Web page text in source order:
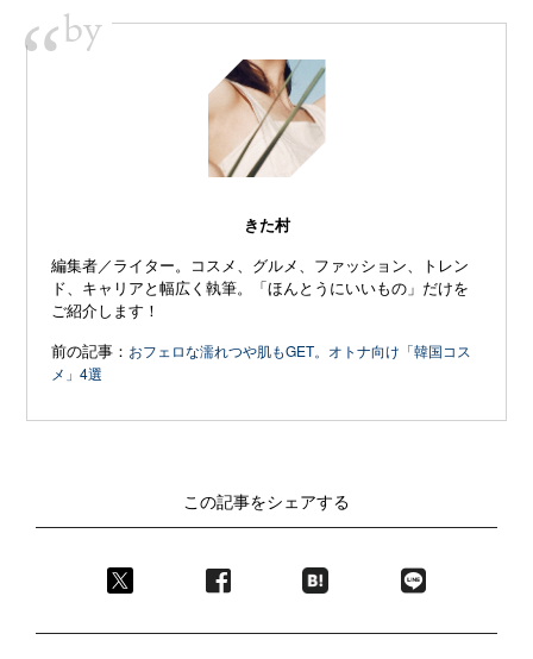
“by
きた村
編集者／ライター。コスメ、グルメ、ファッション、トレン
ド、キャリアと幅広く執筆。「ほんとうにいいもの」だけを
ご紹介します！
前の記事： おフェロな濡れつや肌もGET。オトナ向け「韓国コス
メ」4選
この記事をシェアする